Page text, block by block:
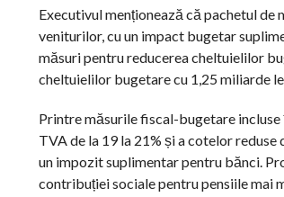
Executivul menționează că pachetul
veniturilor, cu un impact bugetar
măsuri pentru reducerea cheltuielilor
cheltuielilor bugetare cu 1,25 miliarde
Printre măsurile fiscal-bugetare
TVA de la 19 la 21% și a cotelor
un impozit suplimentar pentru bănci.
contribuției sociale pentru pensiile mai